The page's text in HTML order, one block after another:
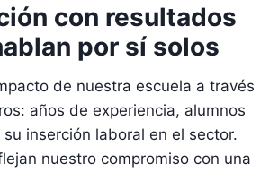
con resultados
por sí solos
de nuestra escuela a través
años de experiencia, alumnos
inserción laboral en el sector.
nuestro compromiso con una